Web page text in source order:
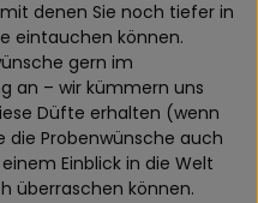
denen Sie noch tiefer in
eintauchen können.
gern im
an – wir kümmern uns
Düfte erhalten (wenn
die Probenwünsche auch
Einblick in die Welt
überraschen können.